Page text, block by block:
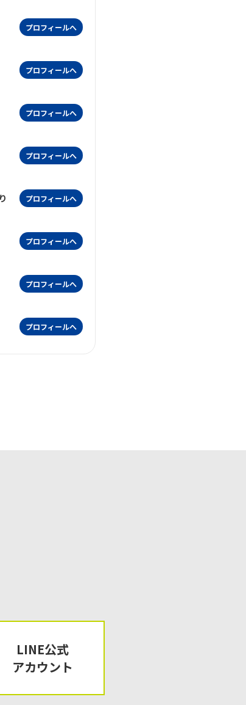
プロフィールへ
プロフィールへ
プロフィールへ
プロフィールへ
プロフィールへ
プロフィールへ
プロフィールへ
プロフィールへ
LINE公式
アカウント